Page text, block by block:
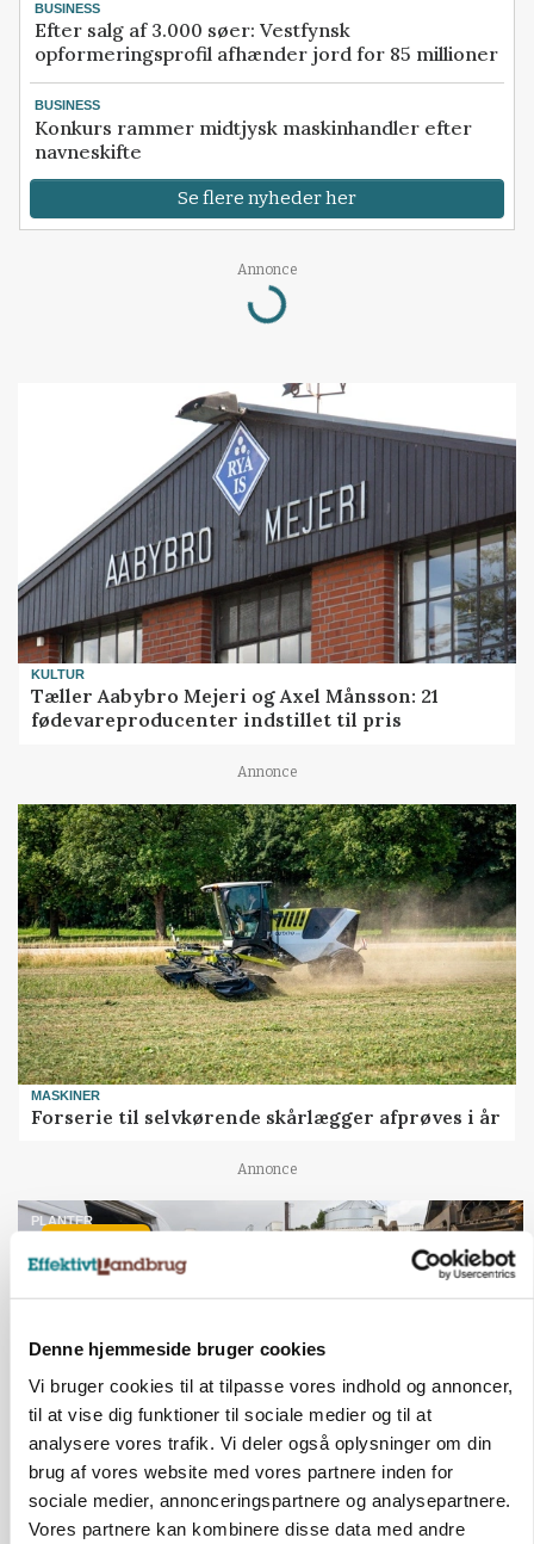
Denne hjemmeside bruger cookies
Vi bruger cookies til at tilpasse vores indhold og annoncer,
til at vise dig funktioner til sociale medier og til at
analysere vores trafik. Vi deler også oplysninger om din
brug af vores website med vores partnere inden for
sociale medier, annonceringspartnere og analysepartnere.
Vores partnere kan kombinere disse data med andre
BUSINESS
Efter salg af 3.000 søer: Vestfynsk
opformeringsprofil afhænder jord for 85 millioner
BUSINESS
Konkurs rammer midtjysk maskinhandler efter
navneskifte
Se flere nyheder her
Annonce
Loading...
KULTUR
Tæller Aabybro Mejeri og Axel Månsson: 21
fødevareproducenter indstillet til pris
Annonce
MASKINER
Forserie til selvkørende skårlægger afprøves i år
Annonce
HØST-TOUR
PLANTER
Maskiner landmænd i gang
Loading...
Jobs
i samarbejde med